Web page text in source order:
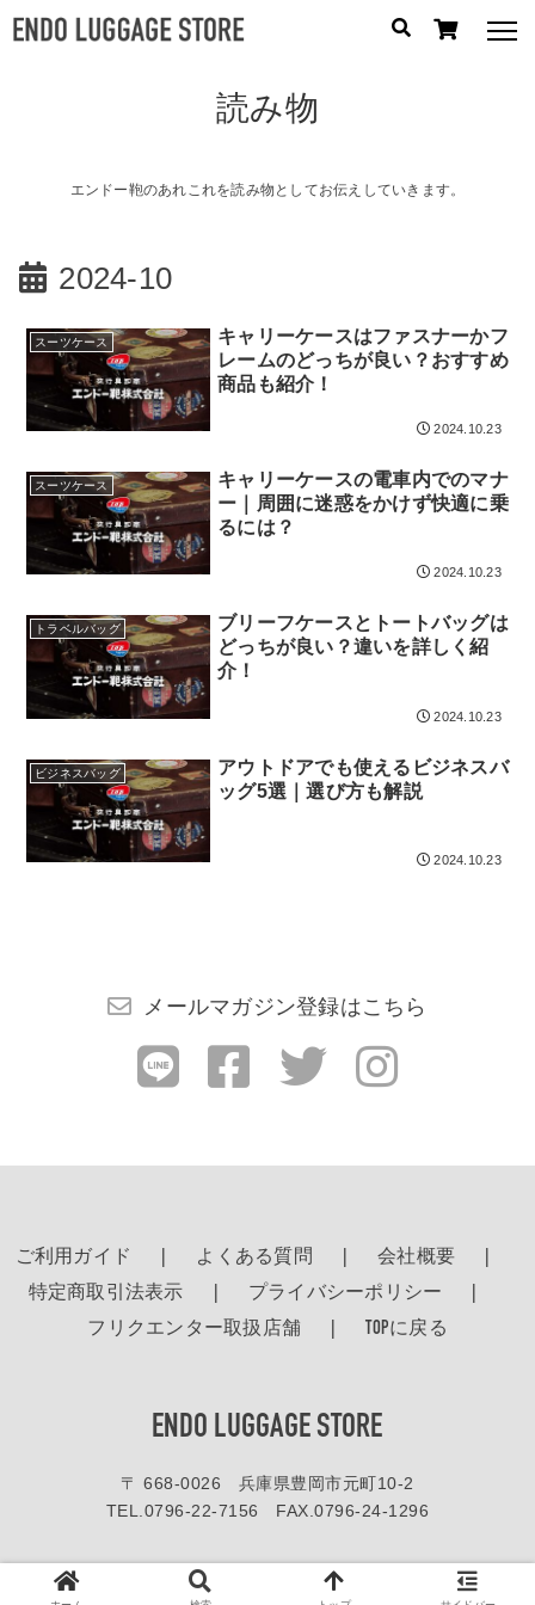
誕生日プレゼント
泊数から探す
円
検索する
読み物
エンドー鞄のあれこれを読み物としてお伝えしていきます。
2024-10
スーツケース
キャリーケースはファスナーかフ
レームのどっちが良い？おすすめ
商品も紹介！
2024.10.23
スーツケース
キャリーケースの電車内でのマナ
ー｜周囲に迷惑をかけず快適に乗
るには？
2024.10.23
トラベルバッグ
ブリーフケースとトートバッグは
どっちが良い？違いを詳しく紹
介！
2024.10.23
ビジネスバッグ
アウトドアでも使えるビジネスバ
ッグ5選｜選び方も解説
2024.10.23
メールマガジン登録はこちら
ご利用ガイド よくある質問
会社概要
特定商取引法表示
プライバシーポリシー
フリクエンター取扱店舗
TOPに戻る
ENDO LUGGAGE STORE
〒 668-0026 兵庫県豊岡市元町10-2
TEL. 0796-22-7156 FAX.0796-24-1296
ホームページ内の画像や文章を弊社の書類による許可無く複製することを禁じます。
© 2016-2020 エンドー鞄株式会社 All right reserved.